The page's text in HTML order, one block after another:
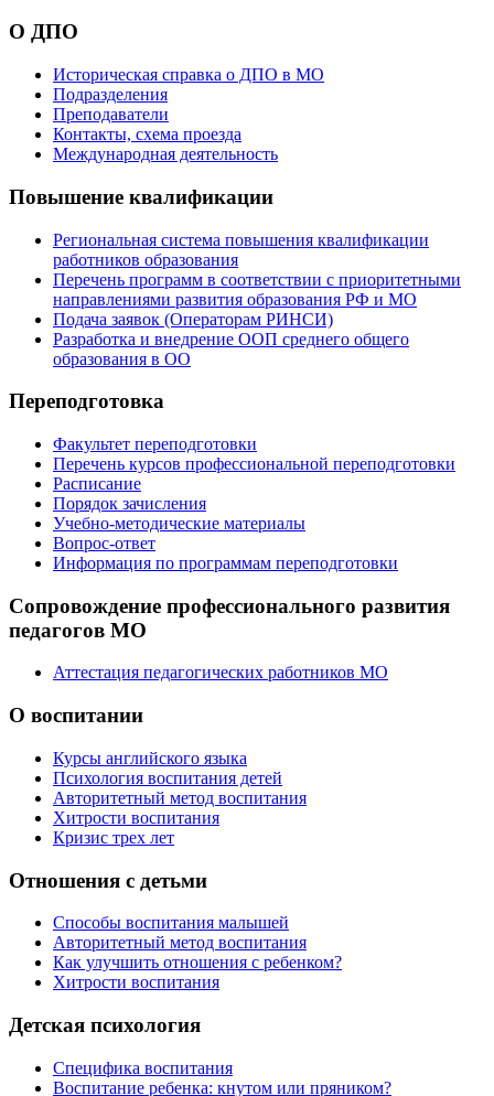
О ДПО
Историческая справка о ДПО в МО
Подразделения
Преподаватели
Контакты, схема проезда
Международная деятельность
Повышение квалификации
Региональная система повышения квалификации
работников образования
Перечень программ в соответствии с приоритетными
направлениями развития образования РФ и МО
Подача заявок (Операторам РИНСИ)
Разработка и внедрение ООП среднего общего
образования в ОО
Переподготовка
Факультет переподготовки
Перечень курсов профессиональной переподготовки
Расписание
Порядок зачисления
Учебно-методические материалы
Вопрос-ответ
Информация по программам переподготовки
Сопровождение профессионального развития
педагогов МО
Аттестация педагогических работников МО
О воспитании
Курсы английского языка
Психология воспитания детей
Авторитетный метод воспитания
Хитрости воспитания
Кризис трех лет
Отношения с детьми
Способы воспитания малышей
Авторитетный метод воспитания
Как улучшить отношения с ребенком?
Хитрости воспитания
Детская психология
Специфика воспитания
Воспитание ребенка: кнутом или пряником?